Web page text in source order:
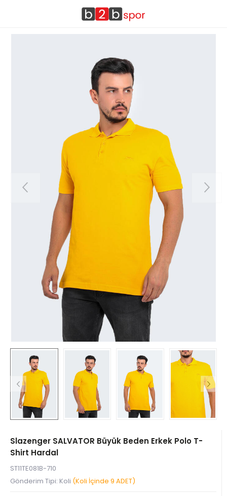
Slazenger SALVATOR Büyük Beden Erkek Polo T-
Shirt Hardal
ST11TE081B-710
Gönderim Tipi: Koli (Koli İçinde 9 ADET)